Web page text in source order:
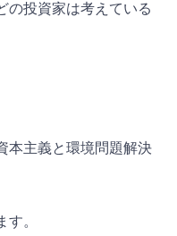
の投資家は考えている
本主義と環境問題解決
。